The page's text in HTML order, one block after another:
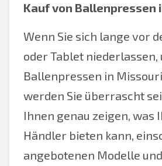
Kauf von Ballenpressen
Wenn Sie sich lange vor
oder Tablet niederlassen,
Ballenpressen in
werden Sie überrascht
Ihnen genau zeigen, was
Händler bieten kann,
angebotenen Modelle und